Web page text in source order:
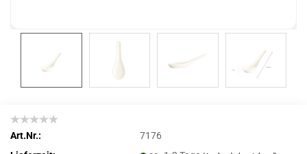
Art.Nr.:
7176